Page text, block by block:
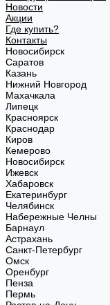
Новости
Акции
Где купить?
Контакты
Новосибирск
Саратов
Казань
Нижний Новгород
Махачкала
Липецк
Красноярск
Краснодар
Киров
Кемерово
Новосибирск
Ижевск
Хабаровск
Екатеринбург
Челябинск
Набережные Челны
Барнаул
Астрахань
Санкт-Петербург
Омск
Оренбург
Пенза
Пермь